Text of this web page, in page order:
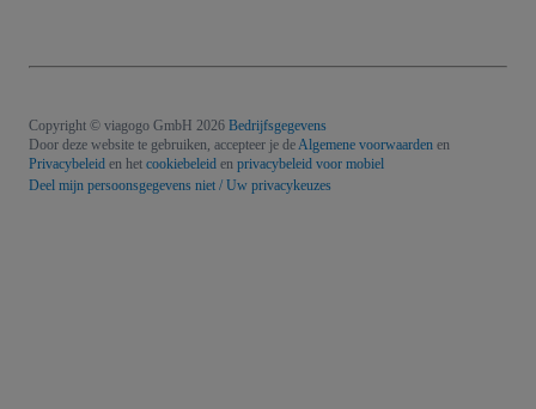
Copyright © viagogo GmbH 2026 Bedrijfsgegevens
Door deze website te gebruiken, accepteer je deAlgemene voorwaarden en
Privacybeleid en het cookiebeleid en privacybeleid voor mobiel
Deel mijn persoonsgegevens niet / Uw privacykeuzes